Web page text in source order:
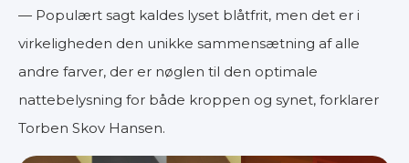
— Populært sagt kaldes lyset blåtfrit, men det er i
virkeligheden den unikke sammensætning af alle
andre farver, der er nøglen til den optimale
nattebelysning for både kroppen og synet, forklarer
Torben Skov Hansen.